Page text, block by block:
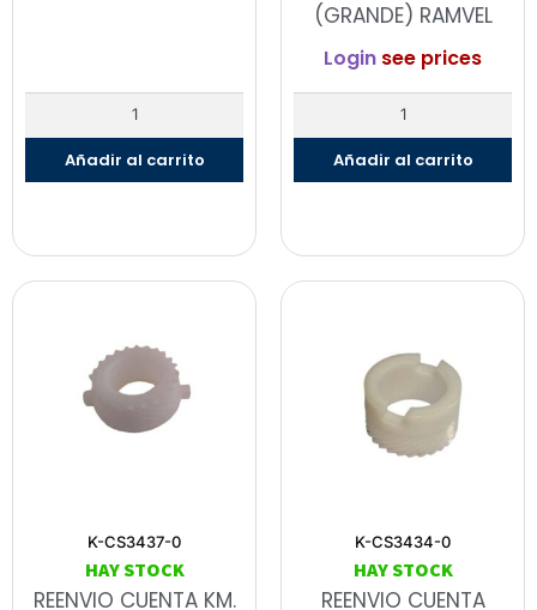
Añadir al carrito
(GRANDE) RAMVEL
Login see prices
Añadir al carrito
K-CS3437-0
HAY STOCK
REENVIO CUENTA KM.
K-CS3434-0
HAY STOCK
REENVIO CUENTA